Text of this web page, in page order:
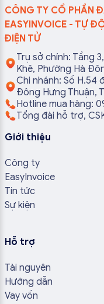
CÔNG TY CỔ PHẦN
EASYINVOICE - TỰ
ĐIỆN TỬ
Trụ sở chính: Tầng
Khê, Phường Hà
Chi nhánh: Số H.54
Đông Hưng Thuận,
Hotline mua hàng:
Tổng đài hỗ trợ,
Giới thiệu
Công ty
EasyInvoice
Tin tức
Sự kiện
Hỗ trợ
Tài nguyên
Hướng dẫn
Vay vốn